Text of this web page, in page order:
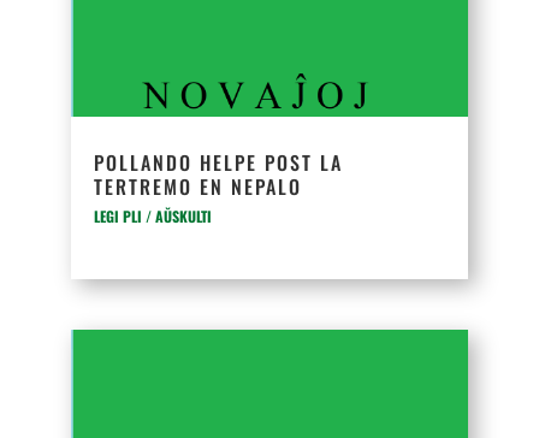
POLLANDO HELPE POST LA
TERTREMO EN NEPALO
LEGI PLI / AŬSKULTI